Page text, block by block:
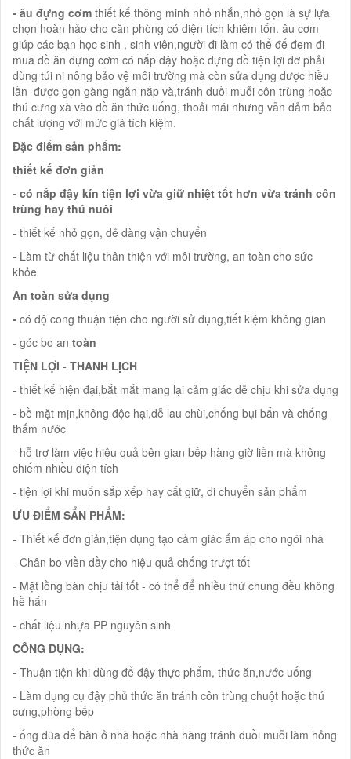
- âu đựng cơm thiết kế thông minh nhỏ nhắn,nhỏ gọn là sự lựa
chọn hoàn hảo cho căn phòng có diện tích khiêm tốn. âu cơm
giúp các bạn học sinh , sinh viên,người đi làm có thể để đem đi
mua đồ ăn đựng cơm có nắp đậy hoặc đựng đồ tiện lợi đỡ phải
dùng túi ni nông bảo vệ môi trường mà còn sửa dụng dược hiều
lần được gọn gàng ngăn nắp và,tránh duồi muỗi côn trùng hoặc
thú cưng xà vào đồ ăn thức uống, thoải mái nhưng vẫn đảm bảo
chất lượng với mức giá tích kiệm.
Đặc điểm sản phẩm:
thiết kế đơn giản
- có nắp đậy kín tiện lợi vừa giữ nhiệt tốt hơn vừa tránh côn
trùng hay thú nuôi
- thiết kế nhỏ gọn, dễ dàng vận chuyển
- Làm từ chất liệu thân thiện với môi trường, an toàn cho sức
khỏe
An toàn sửa dụng
- có độ cong thuận tiện cho người sử dụng,tiết kiệm không gian
- góc bo an toàn
TIỆN LỢI - THANH LỊCH
- thiết kế hiện đại,bắt mắt mang lại cảm giác dễ chịu khi sửa dụng
- bề mặt mịn,không độc hại,dễ lau chùi,chống bụi bẩn và chống
thấm nước
- hỗ trợ làm việc hiệu quả bên gian bếp hàng giờ liền mà không
chiếm nhiều diện tích
- tiện lợi khi muốn sắp xếp hay cất giữ, di chuyển sản phẩm
ƯU ĐIỂM SẨN PHẨM:
- Thiết kế đơn giản,tiện dụng tạo cảm giác ấm áp cho ngôi nhà
- Chân bo viền dầy cho hiệu quả chống trượt tốt
- Mặt lồng bàn chịu tải tốt - có thể để nhiều thứ chung đều không
hề hấn
- chất liệu nhựa PP nguyên sinh
CÔNG DỤNG:
- Thuận tiện khi dùng để đậy thực phẩm, thức ăn,nước uống
- Làm dụng cụ đậy phủ thức ăn tránh côn trùng chuột hoặc thú
cưng,phòng bếp
- ống đũa để bàn ở nhà hoặc nhà hàng tránh duồi muỗi làm hỏng
thức ăn